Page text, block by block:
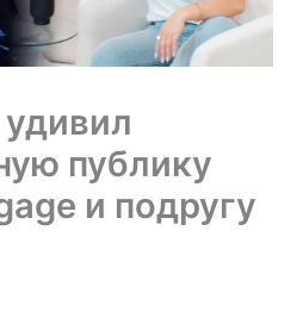
публику
и подругу